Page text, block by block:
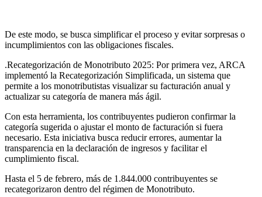
De este modo, se busca simplificar el proceso y evitar sorpresas o
incumplimientos con las obligaciones fiscales.
.Recategorización de Monotributo 2025: Por primera vez, ARCA
implementó la Recategorización Simplificada, un sistema que
permite a los monotributistas visualizar su facturación anual y
actualizar su categoría de manera más ágil.
Con esta herramienta, los contribuyentes pudieron confirmar la
categoría sugerida o ajustar el monto de facturación si fuera
necesario. Esta iniciativa busca reducir errores, aumentar la
transparencia en la declaración de ingresos y facilitar el
cumplimiento fiscal.
Hasta el 5 de febrero, más de 1.844.000 contribuyentes se
recategorizaron dentro del régimen de Monotributo.